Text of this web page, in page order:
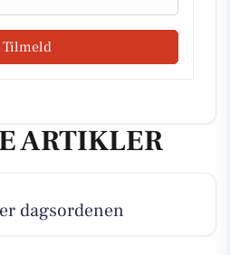
Tilmeld
ARTIKLER
dagsordenen